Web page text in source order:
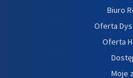
Biuro
Oferta
Oferta
Moje